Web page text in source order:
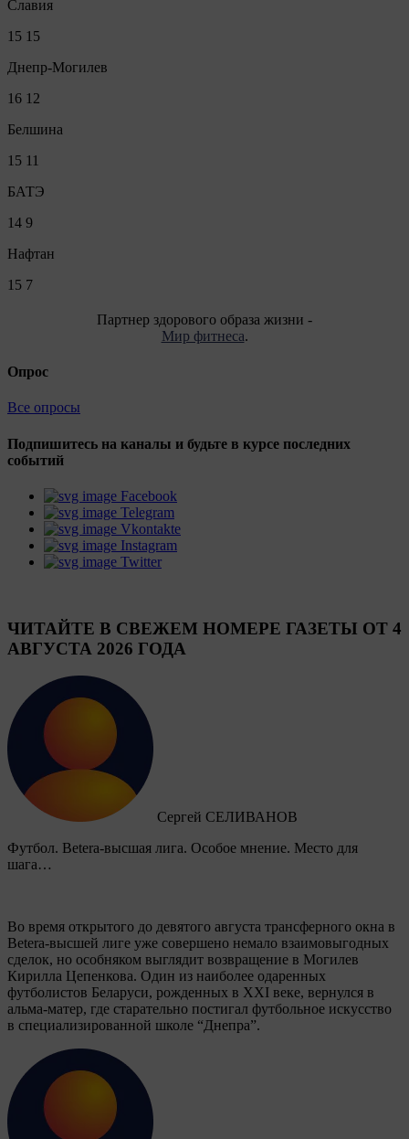
Славия
15 15
Днепр-Могилев
16 12
Белшина
15 11
БАТЭ
14 9
Нафтан
15 7
Партнер здорового образа жизни -
Мир фитнеса.
Опрос
Все опросы
Подпишитесь на каналы и будьте в курсе последних
событий
Facebook
Telegram
Vkontakte
Instagram
Twitter
ЧИТАЙТЕ В СВЕЖЕМ НОМЕРЕ ГАЗЕТЫ ОТ 4
АВГУСТА 2026 ГОДА
Сергей СЕЛИВАНОВ
Футбол. Betera-высшая лига. Особое мнение. Место для
шага…
Во время открытого до девятого августа трансферного окна в
Betera-высшей лиге уже совершено немало взаимовыгодных
сделок, но особняком выглядит возвращение в Могилев
Кирилла Цепенкова. Один из наиболее одаренных
футболистов Беларуси, рожденных в XXI веке, вернулся в
альма-матер, где старательно постигал футбольное искусство
в специализированной школе “Днепра”.